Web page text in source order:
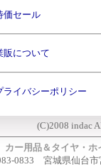
価セール
販について
ライバシーポリシー
(C)2008 indac
カー用品＆タイヤ・
0833 宮城県仙台市